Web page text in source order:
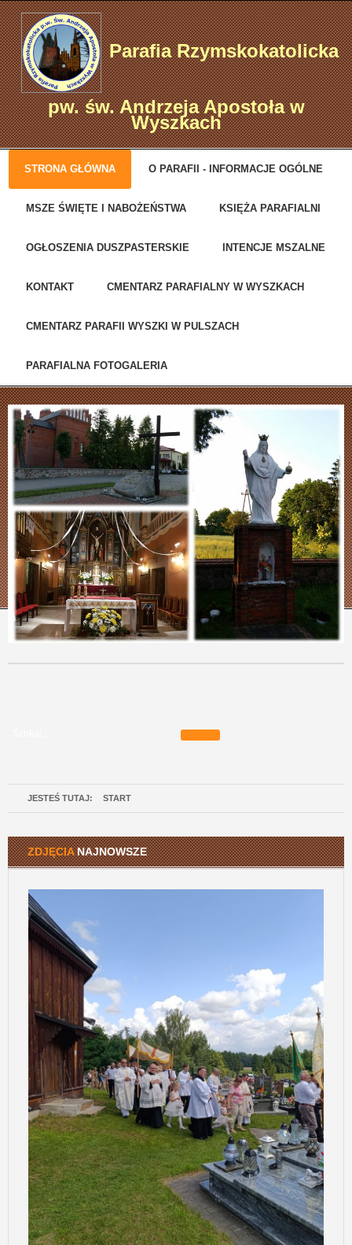
Parafia Rzymskokatolicka
pw. św. Andrzeja Apostoła w
Wyszkach
STRONA GŁÓWNA O PARAFII - INFORMACJE OGÓLNE
MSZE ŚWIĘTE I NABOŻEŃSTWA KSIĘŻA PARAFIALNI
OGŁOSZENIA DUSZPASTERSKIE INTENCJE MSZALNE
KONTAKT CMENTARZ PARAFIALNY W WYSZKACH
CMENTARZ PARAFII WYSZKI W PULSZACH
PARAFIALNA FOTOGALERIA
JESTEŚ TUTAJ: START
ZDJĘCIANAJNOWSZE